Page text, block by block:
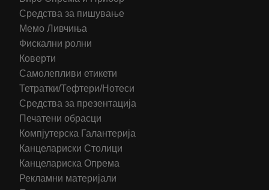
Средства за пишување
Мемо Ливчиња
Фискални ролни
Коверти
Самолепливи етикети
Тетратки/Тефтери/Нотеси
Средства за презентација
Печатени обрасци
Компјутерска Галантерија
Канцелариски Столици
Канцелариска Опрема
Рекламни материјали